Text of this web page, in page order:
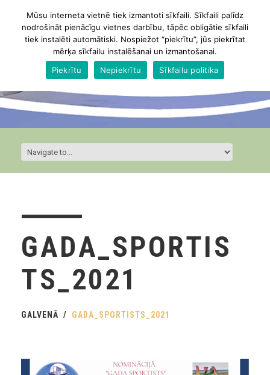
GADA_SPORTIS
TS_2021
GALVENĀ GADA_SPORTISTS_2021
Mūsu interneta vietnē tiek izmantoti sīkfaili. Sīkfaili palīdz
nodrošināt pienācīgu vietnes darbību, tāpēc obligātie sīkfaili
tiek instalēti automātiski. Nospiežot “piekrītu”, jūs piekrītat
mērķa sīkfailu instalēšanai un izmantošanai.
Piekrītu
Nepiekrītu Sīkfailu politika